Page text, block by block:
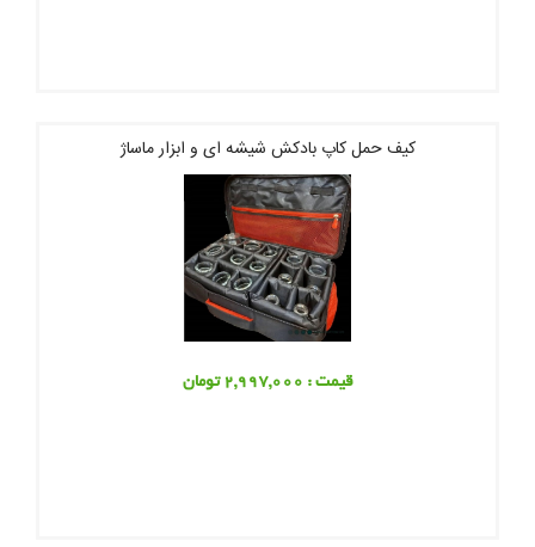
کیف حمل کاپ بادکش شیشه ای و ابزار ماساژ
قیمت : 2,997,000 تومان